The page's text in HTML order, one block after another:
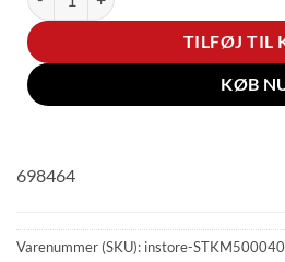
TILFØJ TIL
KØB
698464
Varenummer (SKU): instore-